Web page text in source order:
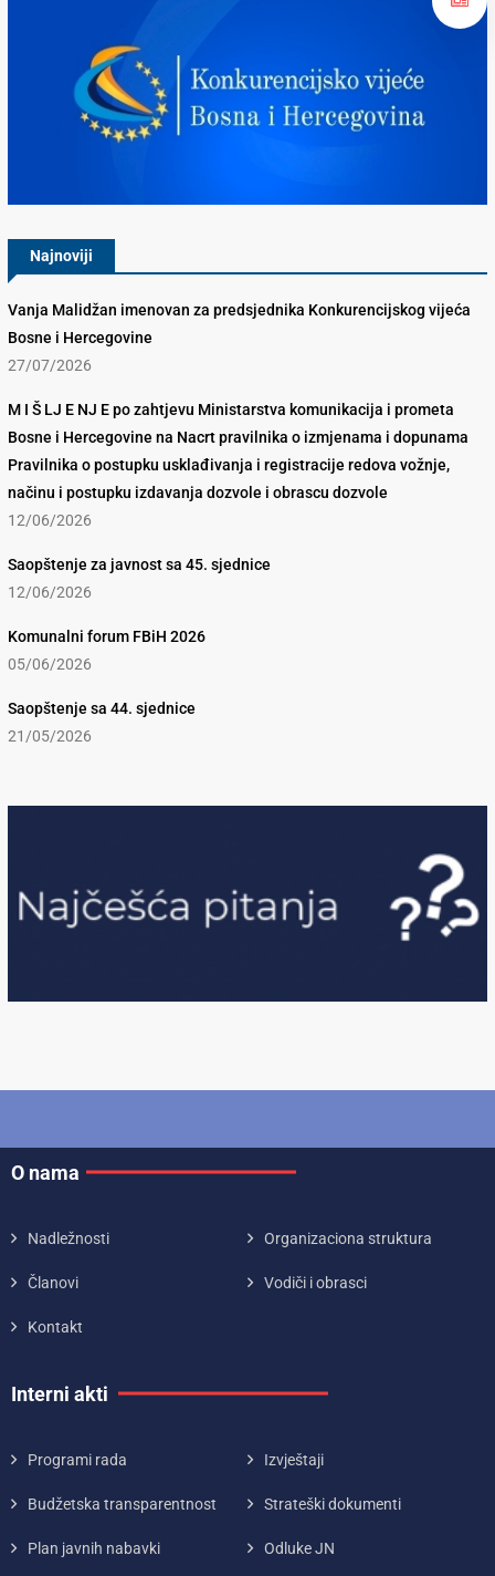
Najnoviji
Vanja Malidžan imenovan za predsjednika Konkurencijskog vijeća
Bosne i Hercegovine
27/07/2026
M I Š LJ E NJ E po zahtjevu Ministarstva komunikacija i prometa
Bosne i Hercegovine na Nacrt pravilnika o izmjenama i dopunama
Pravilnika o postupku usklađivanja i registracije redova vožnje,
načinu i postupku izdavanja dozvole i obrascu dozvole
12/06/2026
Saopštenje za javnost sa 45. sjednice
12/06/2026
Komunalni forum FBiH 2026
05/06/2026
Saopštenje sa 44. sjednice
21/05/2026
O nama
Nadležnosti Organizaciona struktura
Članovi Vodiči i obrasci
Kontakt
Interni akti
Programi rada Izvještaji
Budžetska transparentnost Strateški dokumenti
Plan javnih nabavki Odluke JN